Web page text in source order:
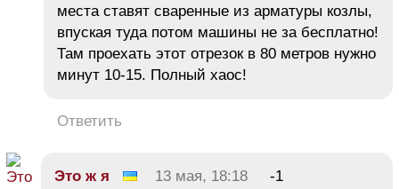
места ставят сваренные из арматуры козлы,
впуская туда потом машины не за бесплатно!
Там проехать этот отрезок в 80 метров нужно
минут 10-15. Полный хаос!
Ответить
Это ж я 13 мая, 18:18
-1